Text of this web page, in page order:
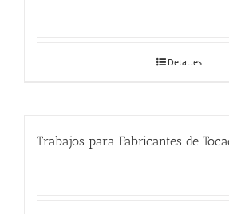
Detalles
Trabajos para Fabricantes de